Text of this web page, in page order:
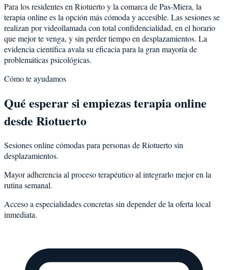
Para los residentes en Riotuerto y la comarca de Pas-Miera, la
terapia online es la opción más cómoda y accesible. Las sesiones se
realizan por videollamada con total confidencialidad, en el horario
que mejor te venga, y sin perder tiempo en desplazamientos. La
evidencia científica avala su eficacia para la gran mayoría de
problemáticas psicológicas.
Cómo te ayudamos
Qué esperar si empiezas terapia online
desde Riotuerto
Sesiones online cómodas para personas de Riotuerto sin
desplazamientos.
Mayor adherencia al proceso terapéutico al integrarlo mejor en la
rutina semanal.
Acceso a especialidades concretas sin depender de la oferta local
inmediata.